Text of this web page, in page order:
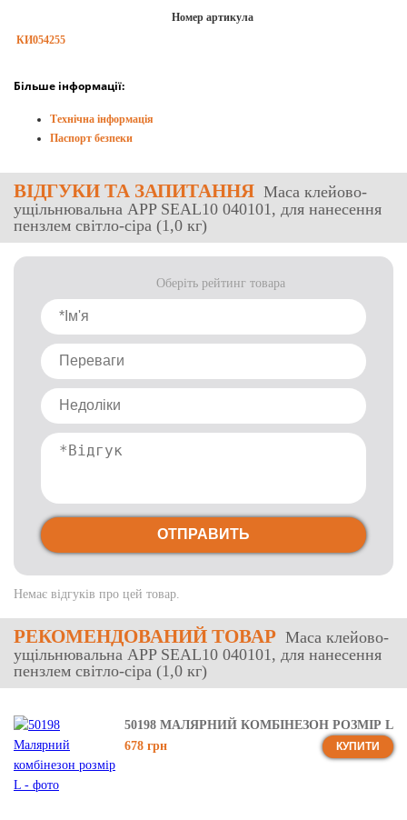
Номер артикула
КИ054255
Більше інформації:
Технічна інформація
Паспорт безпеки
ВІДГУКИ ТА ЗАПИТАННЯ Маса клейово-
ущільнювальна APP SEAL10 040101, для нанесення
пензлем світло-сіра (1,0 кг)
Немає відгуків про цей товар.
Оберіть рейтинг товара
ОТПРАВИТЬ
РЕКОМЕНДОВАНИЙ ТОВАР Маса клейово-
ущільнювальна APP SEAL10 040101, для нанесення
пензлем світло-сіра (1,0 кг)
50198 МАЛЯРНИЙ КОМБІНЕЗОН РОЗМІР L
678 грн
КУПИТИ